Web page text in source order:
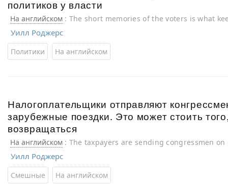
политиков у власти
На английском : The short memories of the voters is what
Уилл Роджерс
Политики На английском
Налогоплательщики отправляют
зарубежные поездки. Это может стоить
возвращаться
На английском : The taxpayers are sending congressmen
might be worth it except they keep coming back
Уилл Роджерс
Смешные На английском